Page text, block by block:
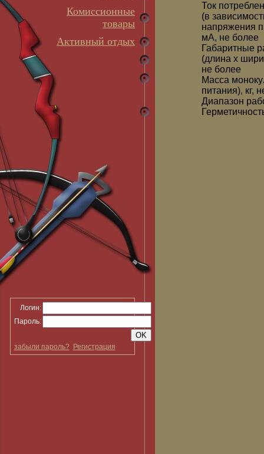
Комиссионные
товары
Активный отдых
Логин:
Пароль:
забыли пароль? Регистрация
Ток
(в
напряжения
мА, не более
Габаритные
(длина x
не более
Масса
питания), кг,
Диапазон